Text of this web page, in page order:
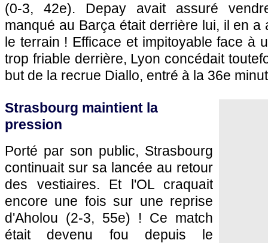
(0-3, 42e). Depay avait assuré
manqué au Barça était derrière lui, il en a
le terrain ! Efficace et impitoyable face à
trop friable derrière, Lyon concédait
but de la recrue Diallo, entré à la 36e
Strasbourg maintient la
pression
Porté par son public, Strasbourg
continuait sur sa lancée au retour
des vestiaires. Et l'OL craquait
encore une fois sur une reprise
d'Aholou (2-3, 55e) ! Ce match
était devenu fou depuis le